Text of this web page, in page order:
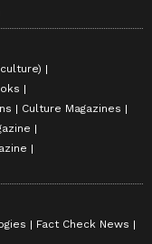
Culture Magazines
Fact Check News